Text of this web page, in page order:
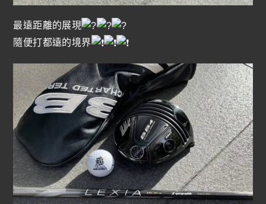
最遠距離的展現
隨便打都遠的境界